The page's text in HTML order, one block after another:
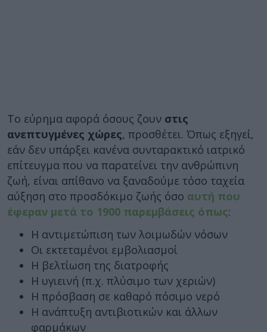
Το εύρημα αφορά όσους ζουν στις
ανεπτυγμένες χώρες, προσθέτει. Όπως εξηγεί,
εάν δεν υπάρξει κανένα συνταρακτικό ιατρικό
επίτευγμα που να παρατείνει την ανθρώπινη
ζωή, είναι απίθανο να ξαναδούμε τόσο ταχεία
αύξηση στο προσδόκιμο ζωής όσο αυτή που
έφεραν μετά το 1900 παρεμβάσεις όπως:
Η αντιμετώπιση των λοιμωδών νόσων
Οι εκτεταμένοι εμβολιασμοί
Η βελτίωση της διατροφής
Η υγιεινή (π.χ. πλύσιμο των χεριών)
Η πρόσβαση σε καθαρό πόσιμο νερό
Η ανάπτυξη αντιβιοτικών και άλλων
φαρμάκων